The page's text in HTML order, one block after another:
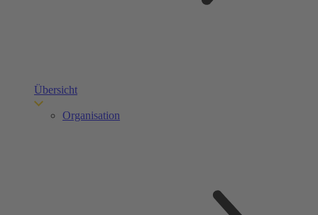
Übersicht
Organisation